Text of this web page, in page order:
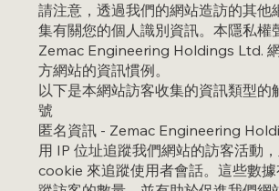
請注意，透過我們的網站造訪的其他
集有關您的個人識別資訊。本隱私權
Zemac Engineering Holdings Ltd.
方網站的資訊慣例。
以下是本網站訪客收集的資訊類型的
號
匿名資訊 - Zemac Engineering
用 IP 位址追蹤我們網站的訪客活動
cookie 來追蹤使用者會話。這些數